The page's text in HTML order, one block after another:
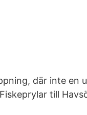
där inte en
till